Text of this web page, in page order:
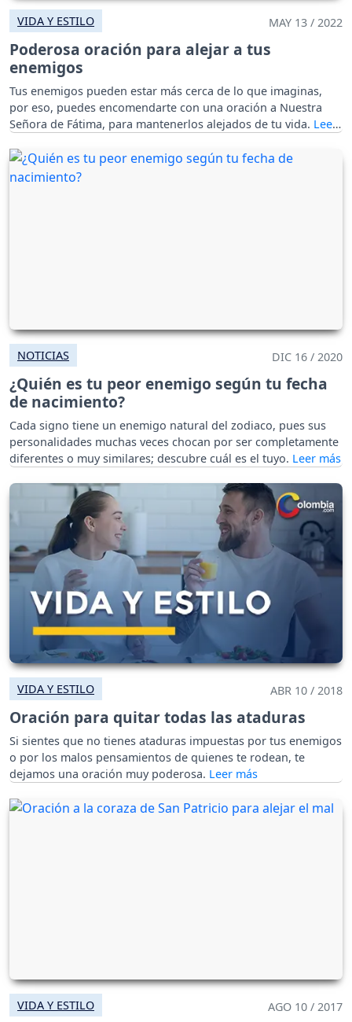
VIDA Y ESTILO MAY 13 / 2022
Poderosa oración para alejar a tus
enemigos
Tus enemigos pueden estar más cerca de lo que imaginas,
por eso, puedes encomendarte con una oración a Nuestra
Señora de Fátima, para mantenerlos alejados de tu vida.
NOTICIAS DIC 16 / 2020
¿Quién es tu peor enemigo según tu fecha
de nacimiento?
Cada signo tiene un enemigo natural del zodiaco, pues sus
personalidades muchas veces chocan por ser completamente
diferentes o muy similares; descubre cuál es el tuyo.
VIDA Y ESTILO ABR 10 / 2018
Oración para quitar todas las ataduras
Si sientes que no tienes ataduras impuestas por tus enemigos
o por los malos pensamientos de quienes te rodean, te
dejamos una oración muy poderosa.
VIDA Y ESTILO AGO 10 / 2017